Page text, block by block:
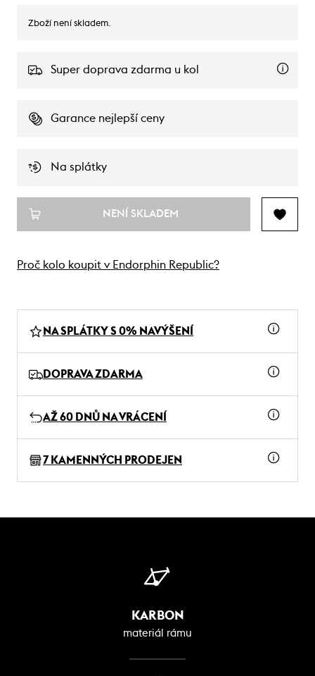
Zboží není skladem.
Super doprava zdarma u kol
Garance nejlepší ceny
Na splátky
NENÍ SKLADEM
Proč kolo koupit v Endorphin Republic?
NA SPLÁTKY S 0% NAVÝŠENÍ
DOPRAVA ZDARMA
AŽ 60 DNŮ NA VRÁCENÍ
7 KAMENNÝCH PRODEJEN
KARBON
materiál rámu